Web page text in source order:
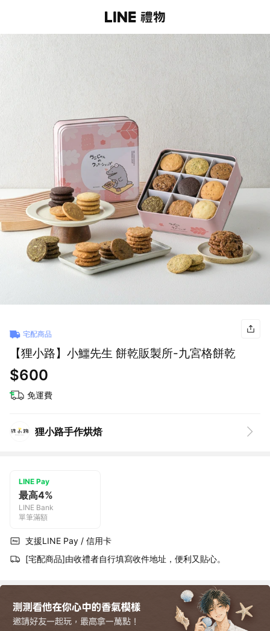
宅配商品
【狸小路】小鱷先生 餅乾販製所-九宮格餅乾
$600
免運費
狸小路手作烘焙
LINE Pay
最高4%
LINE Bank
單筆滿額
支援LINE Pay / 信用卡
[宅配商品]由收禮者自行填寫收件地址，便利又貼心。